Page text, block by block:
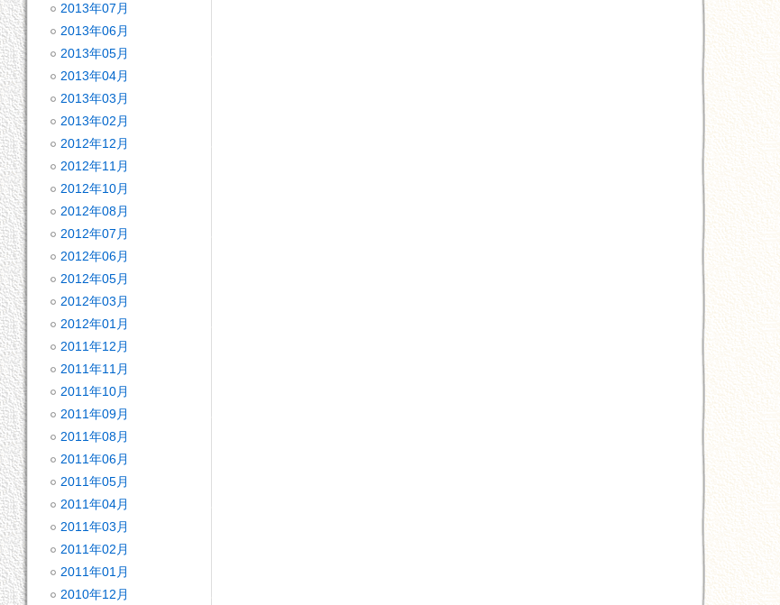
2013年07月
2013年06月
2013年05月
2013年04月
2013年03月
2013年02月
2012年12月
2012年11月
2012年10月
2012年08月
2012年07月
2012年06月
2012年05月
2012年03月
2012年01月
2011年12月
2011年11月
2011年10月
2011年09月
2011年08月
2011年06月
2011年05月
2011年04月
2011年03月
2011年02月
2011年01月
2010年12月